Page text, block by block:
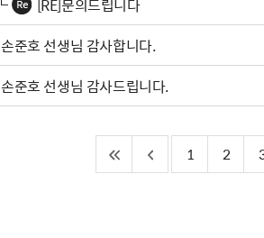
[RE]문의드립니다
손준호 선생님 감사합니다.
손준호 선생님 감사드립니다.
1 2 3